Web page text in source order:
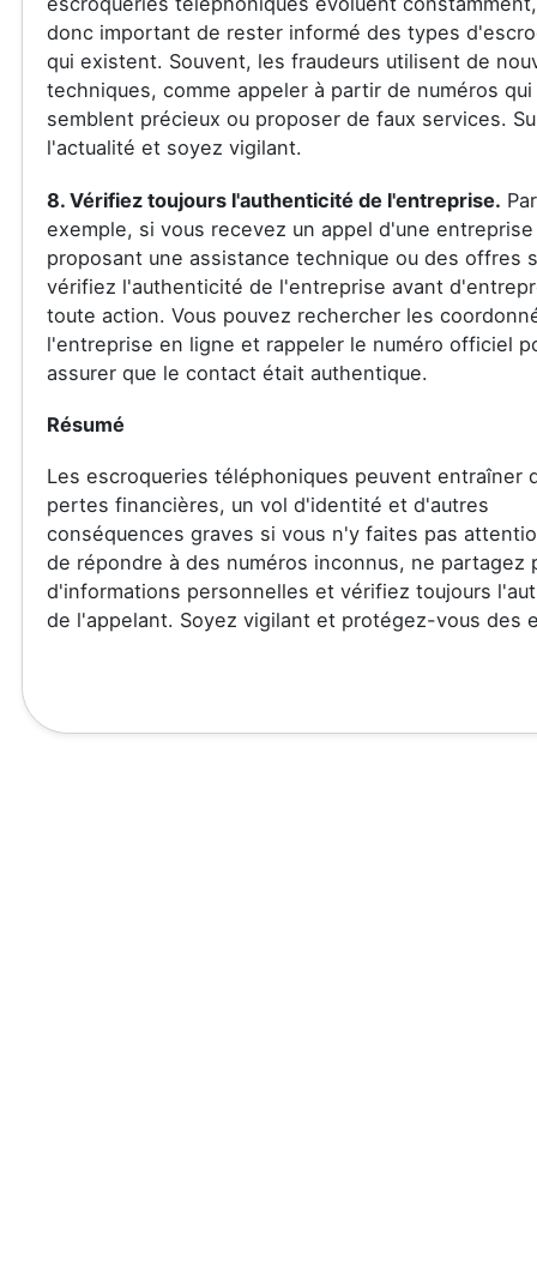
donc important de rester informé des types
qui existent. Souvent, les fraudeurs utilisent de
techniques, comme appeler à partir de numéros qui
semblent précieux ou proposer de faux services.
l'actualité et soyez vigilant.
8. Vérifiez toujours l'authenticité de l'entreprise. Par
exemple, si vous recevez un appel d'une entreprise
proposant une assistance technique ou des offres
vérifiez l'authenticité de l'entreprise avant
toute action. Vous pouvez rechercher les
l'entreprise en ligne et rappeler le numéro officiel
assurer que le contact était authentique.
Résumé
Les escroqueries téléphoniques peuvent entraîner
pertes financières, un vol d'identité et d'autres
conséquences graves si vous n'y faites pas
de répondre à des numéros inconnus, ne partagez
d'informations personnelles et vérifiez toujours
de l'appelant. Soyez vigilant et protégez-vous des